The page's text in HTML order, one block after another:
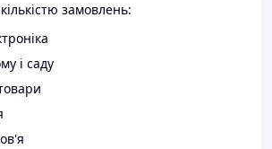
замовлень:
і саду